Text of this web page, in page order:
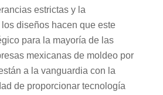
estrictas y la
diseños hacen que este
para la mayoría de las
mexicanas de moldeo por
a la vanguardia con la
de proporcionar tecnología